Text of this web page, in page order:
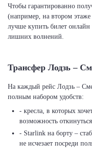
Чтобы гарантированно
(например, на втором
лучше купить билет онлайн
лишних волнений.
Трансфер Лодзь –
На каждый рейс Лодзь –
полным набором удобств:
- кресла, в которых
возможность
- Starlink на борту –
не исчезает посреди